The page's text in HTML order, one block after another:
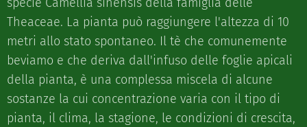
specie Camellia sinensis della famiglia delle
Theaceae. La pianta può raggiungere l'altezza di 10
metri allo stato spontaneo. Il tè che comunemente
beviamo e che deriva dall'infuso delle foglie apicali
della pianta, è una complessa miscela di alcune
sostanze la cui concentrazione varia con il tipo di
pianta, il clima, la stagione, le condizioni di crescita,